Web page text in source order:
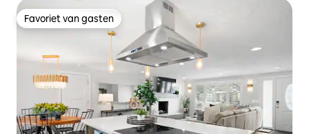
Favoriet van gasten
Favoriet van gasten